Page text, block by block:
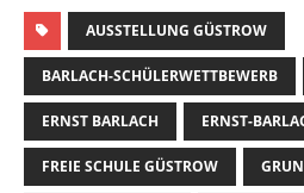
AUSSTELLUNG GÜSTROW
BARLACH-SCHÜLERWETTBEWERB
ERNST BARLACH ERNST-
FREIE SCHULE GÜSTROW